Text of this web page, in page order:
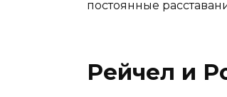
постоянные
Рейчел и